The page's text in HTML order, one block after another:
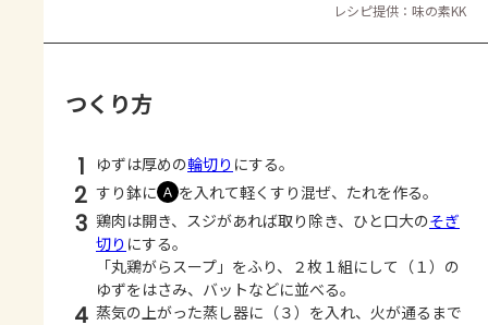
レシピ提供：味の素KK
つくり方
1 ゆずは厚めの輪切り にする。
2 すり鉢に Ａ を入れて軽くすり混ぜ、たれを作る。
3 鶏肉は開き、スジがあれば取り除き、ひと口大のそぎ
切り にする。
「丸鶏がらスープ」をふり、２枚１組にして（１）の
ゆずをはさみ、バットなどに並べる。
4 蒸気の上がった蒸し器に（３）を入れ、火が通るまで